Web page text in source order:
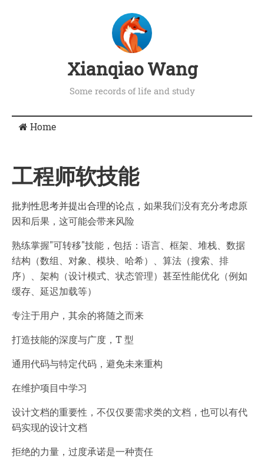
Xianqiao Wang
Some records of life and study
Home
工程师软技能
批判性思考并提出合理的论点， 如果我们没有充分考虑原
因和后果，这可能会带来风险
熟练掌握"可转移"技能， 包括：语言、框架、堆栈、数据
结构（数组、对象、模块、哈希）、算法（搜索、排
序）、架构（设计模式、状态管理）甚至性能优化（例如
缓存、延迟加载等）
专注于用户，其余的将随之而来
打造技能的深度与广度，T 型
通用代码与特定代码，避免未来重构
在维护项目中学习
设计文档的重要性，不仅仅要需求类的文档，也可以有代
码实现的设计文档
拒绝的力量， 过度承诺是一种责任